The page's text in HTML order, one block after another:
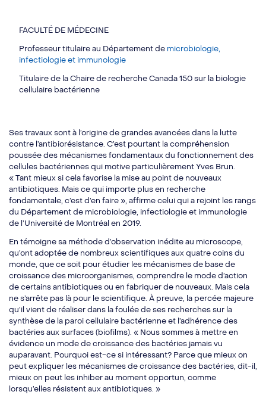
FACULTÉ DE MÉDECINE
Professeur titulaire au Département de microbiologie,
infectiologie et immunologie
Titulaire de la Chaire de recherche Canada 150 sur la biologie
cellulaire bactérienne
Ses travaux sont à l’origine de grandes avancées dans la lutte
contre l’antibiorésistance. C’est pourtant la compréhension
poussée des mécanismes fondamentaux du fonctionnement des
cellules bactériennes qui motive particulièrement Yves Brun.
« Tant mieux si cela favorise la mise au point de nouveaux
antibiotiques. Mais ce qui importe plus en recherche
fondamentale, c’est d’en faire », affirme celui qui a rejoint les rangs
du Département de microbiologie, infectiologie et immunologie
de l’Université de Montréal en 2019.
En témoigne sa méthode d’observation inédite au microscope,
qu’ont adoptée de nombreux scientifiques aux quatre coins du
monde, que ce soit pour étudier les mécanismes de base de
croissance des microorganismes, comprendre le mode d’action
de certains antibiotiques ou en fabriquer de nouveaux. Mais cela
ne s’arrête pas là pour le scientifique. À preuve, la percée majeure
qu’il vient de réaliser dans la foulée de ses recherches sur la
synthèse de la paroi cellulaire bactérienne et l’adhérence des
bactéries aux surfaces (biofilms). « Nous sommes à mettre en
évidence un mode de croissance des bactéries jamais vu
auparavant. Pourquoi est-ce si intéressant? Parce que mieux on
peut expliquer les mécanismes de croissance des bactéries, dit-il,
mieux on peut les inhiber au moment opportun, comme
lorsqu’elles résistent aux antibiotiques. »